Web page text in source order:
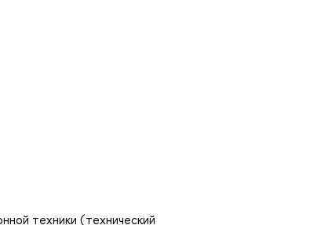
техники (технический